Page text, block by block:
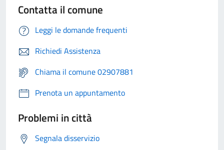
Contatta il comune
Leggi le domande frequenti
Richiedi Assistenza
Chiama il comune 02907881
Prenota un appuntamento
Problemi in città
Segnala disservizio